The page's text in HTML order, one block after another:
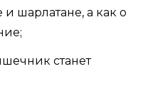
шарлатане, а как о
станет